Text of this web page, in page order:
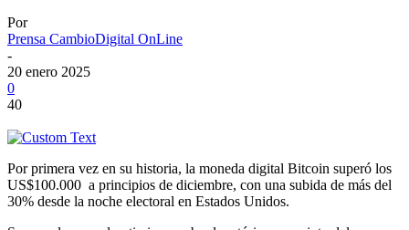
Por
Prensa CambioDigital OnLine
-
20 enero 2025
0
40
Por primera vez en su historia, la moneda digital Bitcoin superó los
US$100.000 a principios de diciembre, con una subida de más del
30% desde la noche electoral en Estados Unidos.